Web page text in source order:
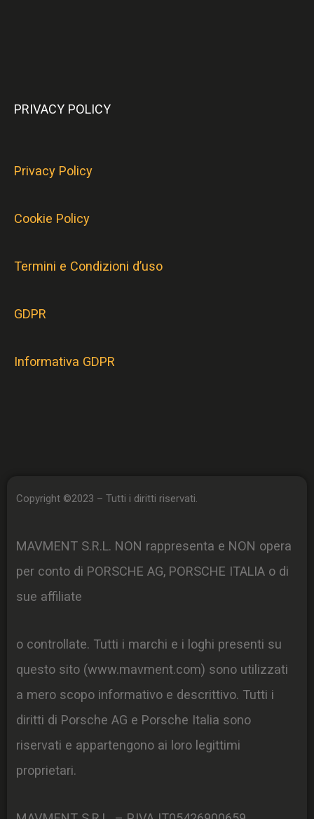
PRIVACY POLICY
Privacy Policy
Cookie Policy
Termini e Condizioni d’uso
GDPR
Informativa GDPR
Copyright ©2023 – Tutti i diritti riservati.
MAVMENT S.R.L. NON rappresenta e NON opera
per conto di PORSCHE AG, PORSCHE ITALIA o di
sue affiliate
o controllate. Tutti i marchi e i loghi presenti su
questo sito (www.mavment.com) sono utilizzati
a mero scopo informativo e descrittivo. Tutti i
diritti di Porsche AG e Porsche Italia sono
riservati e appartengono ai loro legittimi
proprietari.